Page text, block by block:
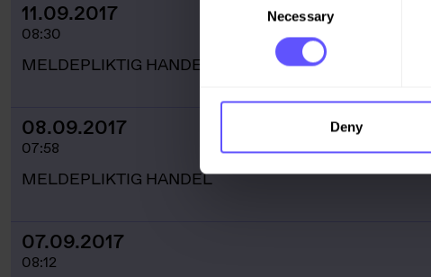
Necessary
Deny
MELDEPLIKTIG HANDEL
11.09.2017
08:30
MELDEPLIKTIG HANDEL
08.09.2017
07:58
07.09.2017
08:12